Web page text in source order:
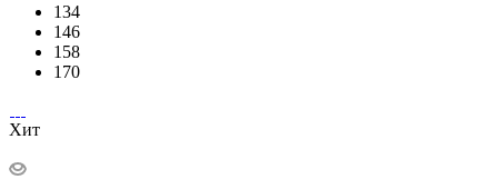
134
146
158
170
Хит